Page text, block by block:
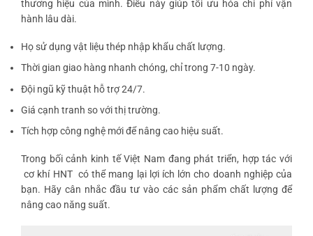
thương hiệu của mình. Điều này giúp tối ưu hóa chi phí vận
hành lâu dài.
Họ sử dụng vật liệu thép nhập khẩu chất lượng.
Thời gian giao hàng nhanh chóng, chỉ trong 7-10 ngày.
Đội ngũ kỹ thuật hỗ trợ 24/7.
Giá cạnh tranh so với thị trường.
Tích hợp công nghệ mới để nâng cao hiệu suất.
Trong bối cảnh kinh tế Việt Nam đang phát triển, hợp tác với
cơ khí HNT có thể mang lại lợi ích lớn cho doanh nghiệp của
bạn. Hãy cân nhắc đầu tư vào các sản phẩm chất lượng để
nâng cao năng suất.